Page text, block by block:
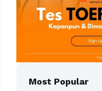
Most Popular